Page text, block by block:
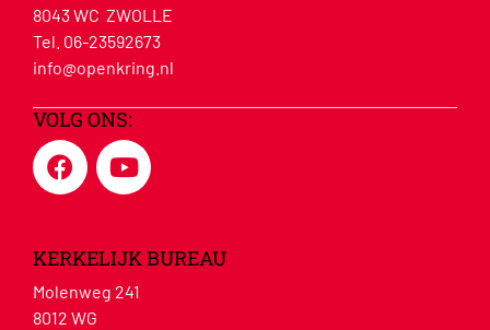
8043 WC ZWOLLE
Tel. 06-23592673
info@openkring.nl
VOLG ONS:
KERKELIJK BUREAU
Molenweg 241
8012 WG